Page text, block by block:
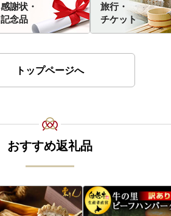
感謝状・
記念品
旅行・
チケット
トップページへ
おすすめ返礼品